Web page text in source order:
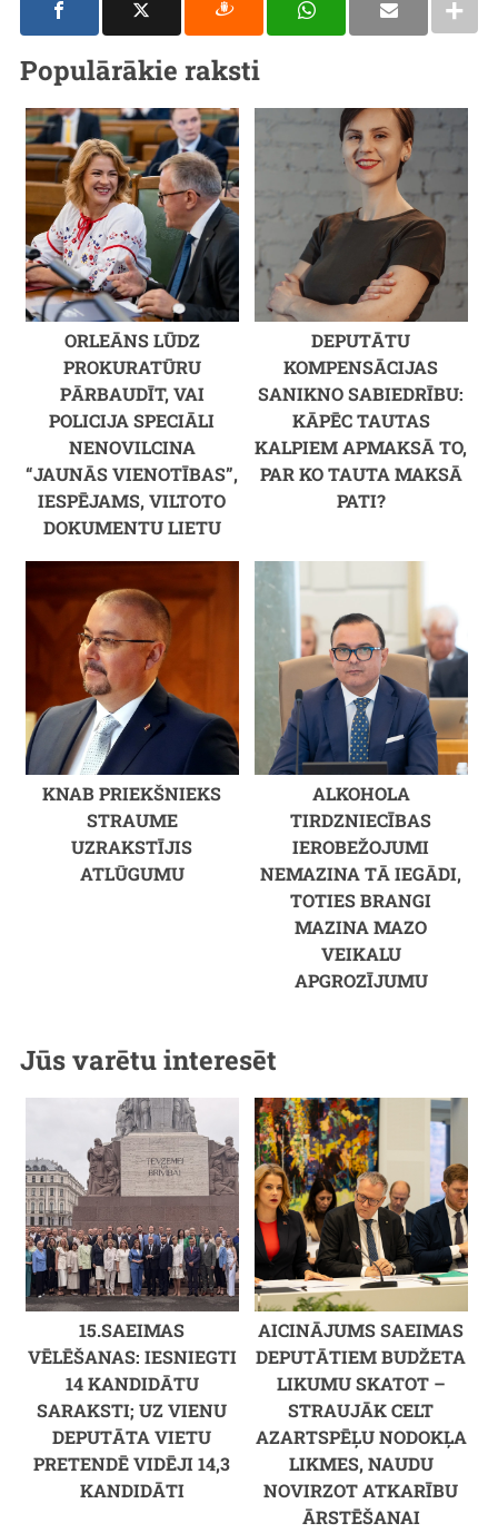
Populārākie raksti
ORLEĀNS LŪDZ
PROKURATŪRU
PĀRBAUDĪT, VAI
POLICIJA SPECIĀLI
NENOVILCINA
“JAUNĀS VIENOTĪBAS”,
IESPĒJAMS, VILTOTO
DOKUMENTU LIETU
DEPUTĀTU
KOMPENSĀCIJAS
SANIKNO SABIEDRĪBU:
KĀPĒC TAUTAS
KALPIEM APMAKSĀ TO,
PAR KO TAUTA MAKSĀ
PATI?
KNAB PRIEKŠNIEKS
STRAUME
UZRAKSTĪJIS
ATLŪGUMU
ALKOHOLA
TIRDZNIECĪBAS
IEROBEŽOJUMI
NEMAZINA TĀ IEGĀDI,
TOTIES BRANGI
MAZINA MAZO
VEIKALU
APGROZĪJUMU
Jūs varētu interesēt
15.SAEIMAS
VĒLĒŠANAS: IESNIEGTI
14 KANDIDĀTU
SARAKSTI; UZ VIENU
DEPUTĀTA VIETU
PRETENDĒ VIDĒJI 14,3
KANDIDĀTI
AICINĀJUMS SAEIMAS
DEPUTĀTIEM BUDŽETA
LIKUMU SKATOT –
STRAUJĀK CELT
AZARTSPĒĻU NODOKĻA
LIKMES, NAUDU
NOVIRZOT ATKARĪBU
ĀRSTĒŠANAI